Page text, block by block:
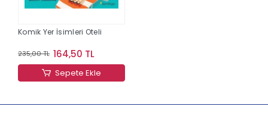
Komik Yer İsimleri Oteli
235,00 TL 164,50 TL
Sepete Ekle